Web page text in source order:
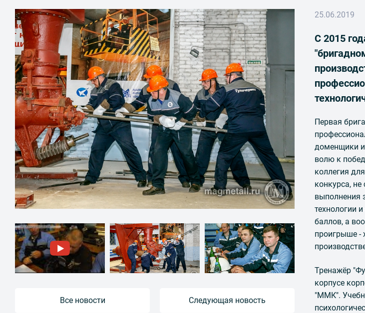
Все новости Следующая новость
25.06.2019
С 2015
Первая
доменщики
волю к
коллегия
конкурса,
выполнения
технологии
баллов, а
проигрыше -
Тренажёр
корпусе
"ММК".